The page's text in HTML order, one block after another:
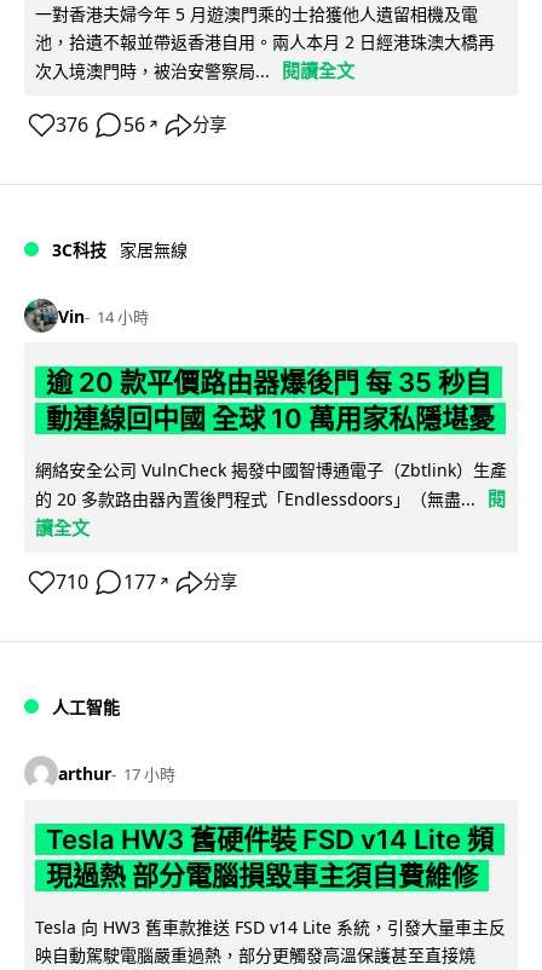
一對香港夫婦今年 5 月遊澳門乘的士拾獲他人遺留相機及電
池，拾遺不報並帶返香港自用。兩人本月 2 日經港珠澳大橋再
次入境澳門時，被治安警察局...
閱讀全文
376 56 ↗ 分享
3C科技 家居無線
Vin 14 小時
逾 20 款平價路由器爆後門 每 35 秒自
動連線回中國 全球 10 萬用家私隱堪憂
網絡安全公司 VulnCheck 揭發中國智博通電子（Zbtlink）生產
的 20 多款路由器內置後門程式「Endlessdoors」（無盡...
閱
讀全文
710 177 ↗ 分享
人工智能
arthur 17 小時
Tesla HW3 舊硬件裝 FSD v14 Lite 頻
現過熱 部分電腦損毀車主須自費維修
Tesla 向 HW3 舊車款推送 FSD v14 Lite 系統，引發大量車主反
映自動駕駛電腦嚴重過熱，部分更觸發高溫保護甚至直接燒